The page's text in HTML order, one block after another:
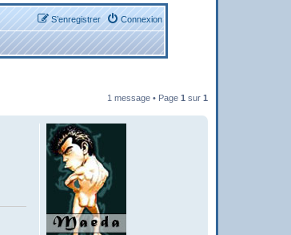
Connexion
S’enregistrer
1 message • Page 1 sur 1